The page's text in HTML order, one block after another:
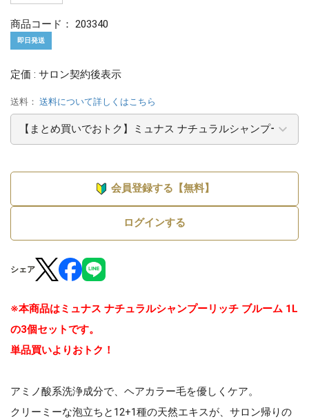
商品コード： 203340
即日発送
定価 : サロン契約後表示
送料： 送料について詳しくはこちら
会員登録する【無料】
ログインする
シェア
※本商品はミュナス ナチュラルシャンプーリッチ ブルーム 1L
の3個セットです。
単品買いよりおトク！
アミノ酸系洗浄成分で、ヘアカラー毛を優しくケア。
クリーミーな泡立ちと12+1種の天然エキスが、サロン帰りの